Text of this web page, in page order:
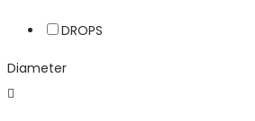
DROPS
Diameter